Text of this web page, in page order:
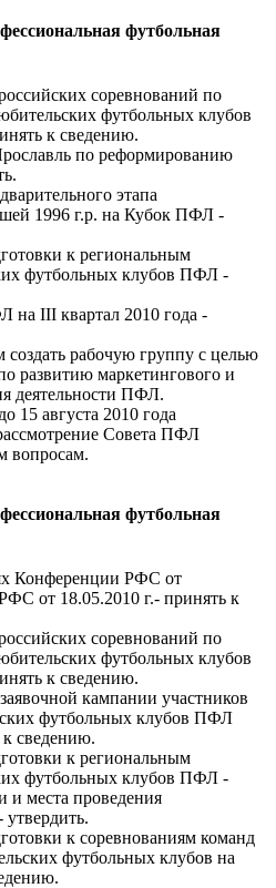
футбольная
соревнований по
футбольных клубов
к сведению.
по реформированию
этапа
1996 г.р. на Кубок ПФЛ -
к региональным
футбольных клубов ПФЛ -
на III квартал 2010 года -
создать рабочую группу с целью
развитию маркетингового и
деятельности ПФЛ.
15 августа 2010 года
Совета ПФЛ
вопросам.
футбольная
Конференции РФС от
от 18.05.2010 г.- принять к
соревнований по
футбольных клубов
к сведению.
кампании участников
футбольных клубов ПФЛ
к сведению.
к региональным
футбольных клубов ПФЛ -
и места проведения
к соревнованиям команд
футбольных клубов на